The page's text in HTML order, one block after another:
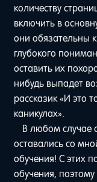
количеству
включить в
они обязательны
глубокого
оставить их
нибудь выпадет
рассказик «И это
каникулах».
В любом случае
оставались со
обучения! С этих
обучения,